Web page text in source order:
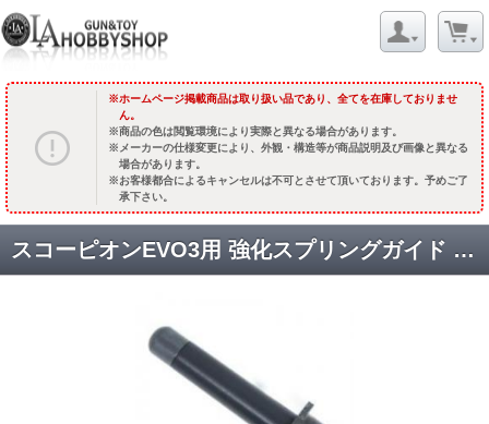
ホームページ掲載商品は取り扱い品であり、全てを在庫しておりませ
ん。
商品の色は閲覧環境により実際と異なる場合があります。
メーカーの仕様変更により、外観・構造等が商品説明及び画像と異なる
場合があります。
お客様都合によるキャンセルは不可とさせて頂いております。予めご了
承下さい。
スコーピオンEVO3用 強化スプリングガイド [18575] [取寄]